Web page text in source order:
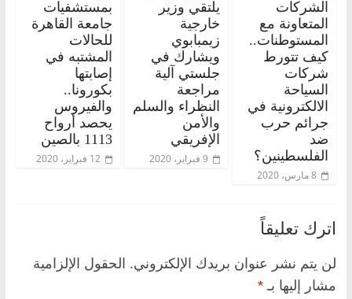
الشركات
المتعاونة مع
المستوطنات..
كيف تتورط
شركات
السياحة
الالكترونية في
جرائم حرب
ضد
الفلسطينين؟
8 مارس، 2020
يلتقي وزير
خارجية
زيمبابوي
ويشارك في
جلستي آلية
مراجعة
النظراء والسلم
والأمن
الإفريقي
9 فبراير، 2020
بمستشفيات
جامعة القاهرة
للحالات
المشتبه في
إصابتها
بكورونا..
والفيروس
يحصد أرواح
1113 بالصين
12 فبراير، 2020
اترك تعليقاً
لن يتم نشر عنوان بريدك الإلكتروني. الحقول الإلزامية
مشار إليها بـ *